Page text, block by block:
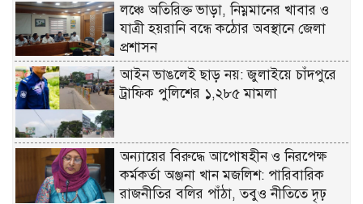
লঞ্চে অতিরিক্ত ভাড়া, নিম্নমানের খাবার ও
যাত্রী হয়রানি বন্ধে কঠোর অবস্থানে জেলা
প্রশাসন
আইন ভাঙলেই ছাড় নয়: জুলাইয়ে চাঁদপুরে
ট্রাফিক পুলিশের ১,২৮৫ মামলা
অন্যায়ের বিরুদ্ধে আপোষহীন ও নিরপেক্ষ
কর্মকর্তা অঞ্জনা খান মজলিশ: পারিবারিক
রাজনীতির বলির পাঁঠা, তবুও নীতিতে দৃঢ়